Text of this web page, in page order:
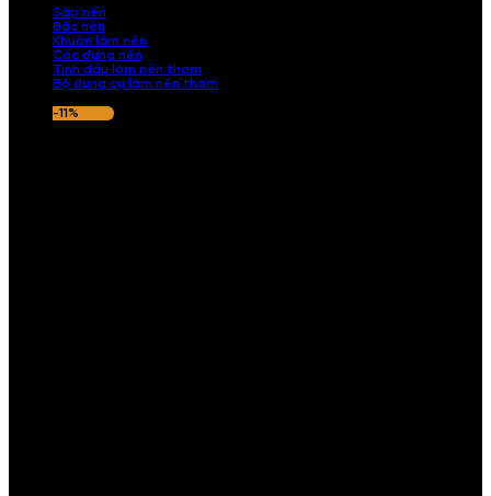
Sáp nến
Bấc nến
Khuôn làm nến
Cốc đựng nến
Tinh dầu làm nến thơm
Bộ dụng cụ làm nến thơm
-11%